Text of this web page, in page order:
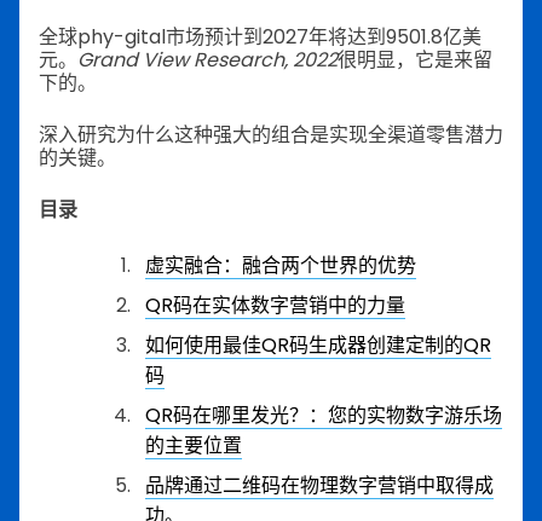
全球phy-gital市场预计到2027年将达到9501.8亿美
元。 Grand View Research, 2022很明显，它是来留
下的。
深入研究为什么这种强大的组合是实现全渠道零售潜力
的关键。
目录
虚实融合：融合两个世界的优势
QR码在实体数字营销中的力量
如何使用最佳QR码生成器创建定制的QR
码
QR码在哪里发光？：您的实物数字游乐场
的主要位置
品牌通过二维码在物理数字营销中取得成